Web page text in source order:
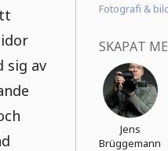
sig av
Fotografi &
SKAPAT
Jens
Brüggemann